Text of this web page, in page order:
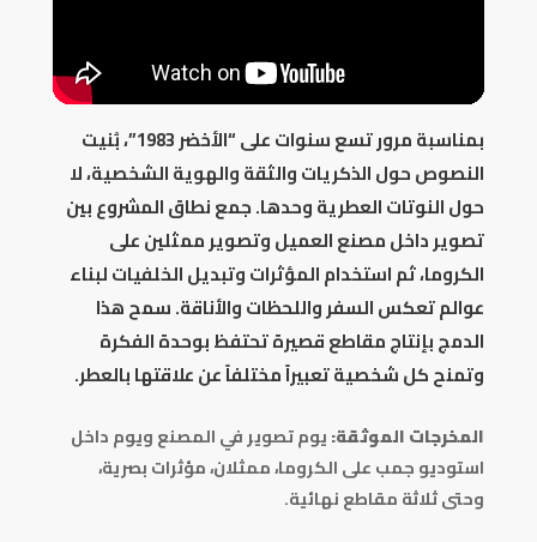
بمناسبة مرور تسع سنوات على “الأخضر 1983”، بُنيت
النصوص حول الذكريات والثقة والهوية الشخصية، لا
حول النوتات العطرية وحدها. جمع نطاق المشروع بين
تصوير داخل مصنع العميل وتصوير ممثلين على
الكروما، ثم استخدام المؤثرات وتبديل الخلفيات لبناء
عوالم تعكس السفر واللحظات والأناقة. سمح هذا
الدمج بإنتاج مقاطع قصيرة تحتفظ بوحدة الفكرة
وتمنح كل شخصية تعبيراً مختلفاً عن علاقتها بالعطر.
المخرجات الموثقة:يوم تصوير في المصنع ويوم داخل
استوديو جمب على الكروما، ممثلان، مؤثرات بصرية،
وحتى ثلاثة مقاطع نهائية.